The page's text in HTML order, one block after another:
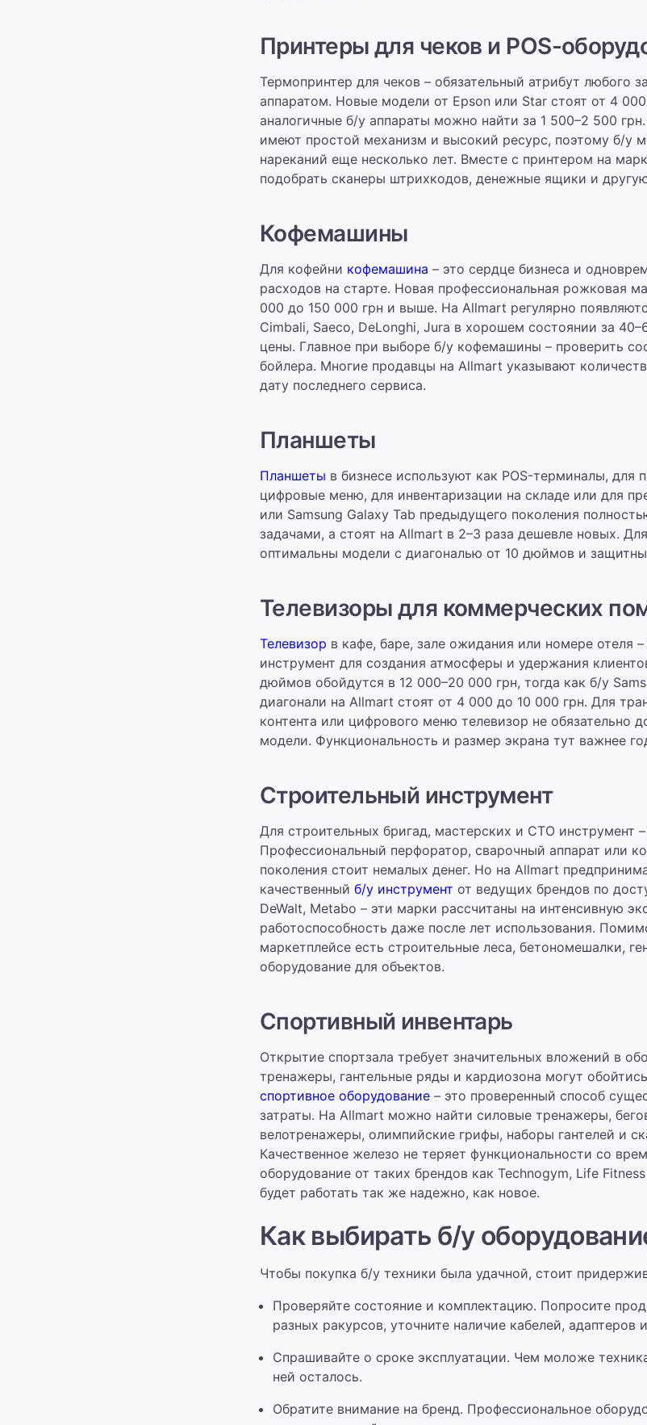
Принтеры для чеков и POS-
Термопринтер для чеков – обязательный атрибут любого
аппаратом. Новые модели от Epson или Star стоят от 4
аналогичные б/у аппараты можно найти за 1 500–2 500
имеют простой механизм и высокий ресурс, поэтому б/у
нареканий еще несколько лет. Вместе с принтером на
подобрать сканеры штрихкодов, денежные ящики и
Кофемашины
Для кофейни кофемашина – это сердце бизнеса и
расходов на старте. Новая профессиональная рожковая
000 до 150 000 грн и выше. На Allmart регулярно
Cimbali, Saeco, DeLonghi, Jura в хорошем состоянии за
цены. Главное при выборе б/у кофемашины – проверить
бойлера. Многие продавцы на Allmart указывают
дату последнего сервиса.
Планшеты
Планшеты в бизнесе используют как POS-терминалы, для
цифровые меню, для инвентаризации на складе или для
или Samsung Galaxy Tab предыдущего поколения
задачами, а стоят на Allmart в 2–3 раза дешевле новых.
оптимальны модели с диагональю от 10 дюймов и
Телевизоры для коммерческих
Телевизор в кафе, баре, зале ожидания или номере отеля
инструмент для создания атмосферы и удержания
дюймов обойдутся в 12 000–20 000 грн, тогда как б/у
диагонали на Allmart стоят от 4 000 до 10 000 грн. Для
контента или цифрового меню телевизор не обязательно
модели. Функциональность и размер экрана тут важнее
Строительный инструмент
Для строительных бригад, мастерских и СТО инструмент –
Профессиональный перфоратор, сварочный аппарат или
поколения стоит немалых денег. Но на Allmart
качественный б/у инструмент от ведущих брендов по
DeWalt, Metabo – эти марки рассчитаны на интенсивную
работоспособность даже после лет использования.
маркетплейсе есть строительные леса, бетономешалки,
оборудование для объектов.
Спортивный инвентарь
Открытие спортзала требует значительных вложений в
тренажеры, гантельные ряды и кардиозона могут
спортивное оборудование – это проверенный способ
затраты. На Allmart можно найти силовые тренажеры,
велотренажеры, олимпийские грифы, наборы гантелей и
Качественное железо не теряет функциональности со
оборудование от таких брендов как Technogym, Life
будет работать так же надежно, как новое.
Как выбирать б/у
Чтобы покупка б/у техники была удачной, стоит
Проверяйте состояние и комплектацию. Попросите
разных ракурсов, уточните наличие кабелей, адаптеров
Спрашивайте о сроке эксплуатации. Чем моложе
ней осталось.
Обратите внимание на бренд. Профессиональное